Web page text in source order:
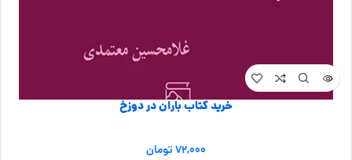
خرید کتاب باران در دوزخ
۷۲,۰۰۰تومان